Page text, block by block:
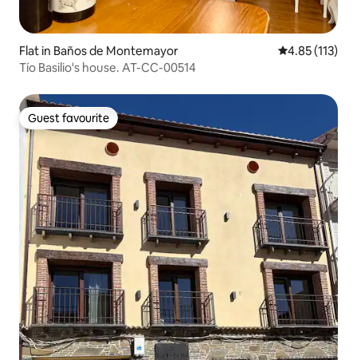
Flat in Baños de Montemayor 4.85 out of 5
4.85 (113)
Tío Basilio's house. AT-CC-00514
Guest favourite
Guest favourite